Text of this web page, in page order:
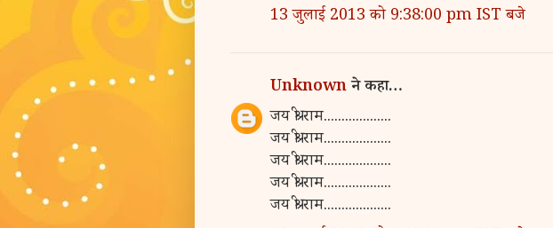
13 जुलाई 2013 को 9:38:00 pm IST बजे
Unknownने कहा…
जय श्री राम...................
जय श्री राम...................
जय श्री राम...................
जय श्री राम...................
जय श्री राम...................